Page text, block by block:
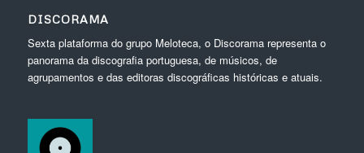
DISCORAMA
Sexta plataforma do grupo Meloteca, o Discorama representa o
panorama da discografia portuguesa, de músicos, de
agrupamentos e das editoras discográficas históricas e atuais.